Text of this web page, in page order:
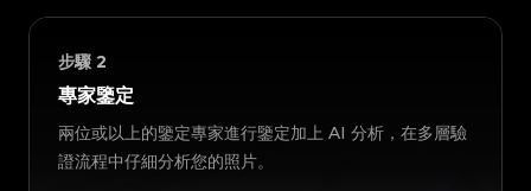
步驟 2
專家鑒定
兩位或以上的鑒定專家進行鑒定加上 AI 分析，在多層驗
證流程中仔細分析您的照片。